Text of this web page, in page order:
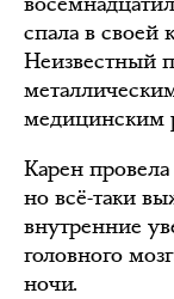
спала в своей
Неизвестный
медицинским
Карен
но всё-таки
внутренние
головного
ночи.